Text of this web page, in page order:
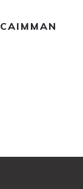
Ler mais
CAIMMAN